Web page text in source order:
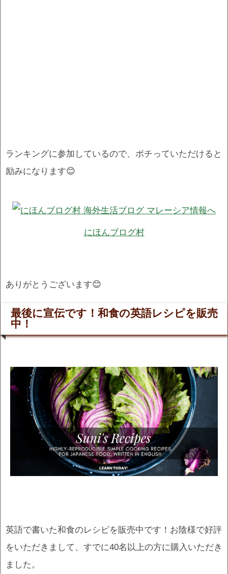
ランキングに参加しているので、ポチっていただけると
励みになります😊
にほんブログ村
ありがとうございます😊
最後に宣伝です！和食の英語レシピを販売
中！
英語で書いた和食のレシピを販売中です！お陰様で好評
をいただきまして、すでに40名以上の方に購入いただき
ました。